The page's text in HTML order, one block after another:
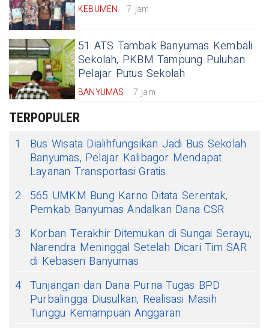
KEBUMEN 7 jam
51 ATS Tambak Banyumas Kembali
Sekolah, PKBM Tampung Puluhan
Pelajar Putus Sekolah
BANYUMAS 7 jam
TERPOPULER
1
Bus Wisata Dialihfungsikan Jadi Bus Sekolah
Banyumas, Pelajar Kalibagor Mendapat
Layanan Transportasi Gratis
2
565 UMKM Bung Karno Ditata Serentak,
Pemkab Banyumas Andalkan Dana CSR
3
Korban Terakhir Ditemukan di Sungai Serayu,
Narendra Meninggal Setelah Dicari Tim SAR
di Kebasen Banyumas
4 Tunjangan dan Dana Purna Tugas BPD
Purbalingga Diusulkan, Realisasi Masih
Tunggu Kemampuan Anggaran